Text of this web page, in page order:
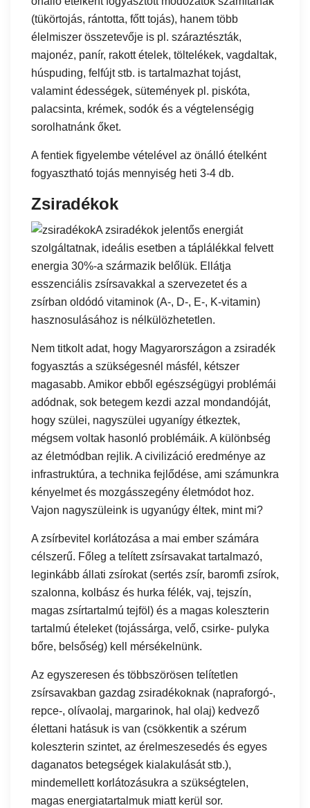
(tükörtojás, rántotta, főtt tojás), hanem több
élelmiszer összetevője is pl. száraztészták,
majonéz, panír, rakott ételek, töltelékek, vagdaltak,
húspuding, felfújt stb. is tartalmazhat tojást,
valamint édességek, sütemények pl. piskóta,
palacsinta, krémek, sodók és a végtelenségig
sorolhatnánk őket.
A fentiek figyelembe vételével az önálló ételként
fogyasztható tojás mennyiség heti 3-4 db.
Zsiradékok
A zsiradékok jelentős energiát
szolgáltatnak, ideális esetben a táplálékkal felvett
energia 30%-a származik belőlük. Ellátja
esszenciális zsírsavakkal a szervezetet és a
zsírban oldódó vitaminok (A-, D-, E-, K-vitamin)
hasznosulásához is nélkülözhetetlen.
Nem titkolt adat, hogy Magyarországon a zsiradék
fogyasztás a szükségesnél másfél, kétszer
magasabb. Amikor ebből egészségügyi problémái
adódnak, sok betegem kezdi azzal mondandóját,
hogy szülei, nagyszülei ugyanígy étkeztek,
mégsem voltak hasonló problémáik. A különbség
az életmódban rejlik. A civilizáció eredménye az
infrastruktúra, a technika fejlődése, ami számunkra
kényelmet és mozgásszegény életmódot hoz.
Vajon nagyszüleink is ugyanúgy éltek, mint mi?
A zsírbevitel korlátozása a mai ember számára
célszerű. Főleg a telített zsírsavakat tartalmazó,
leginkább állati zsírokat (sertés zsír, baromfi zsírok,
szalonna, kolbász és hurka félék, vaj, tejszín,
magas zsírtartalmú tejföl) és a magas koleszterin
tartalmú ételeket (tojássárga, velő, csirke- pulyka
bőre, belsőség) kell mérsékelnünk.
Az egyszeresen és többszörösen telítetlen
zsírsavakban gazdag zsiradékoknak (napraforgó-,
repce-, olívaolaj, margarinok, hal olaj) kedvező
élettani hatásuk is van (csökkentik a szérum
koleszterin szintet, az érelmeszesedés és egyes
daganatos betegségek kialakulását stb.),
mindemellett korlátozásukra a szükségtelen,
magas energiatartalmuk miatt kerül sor.